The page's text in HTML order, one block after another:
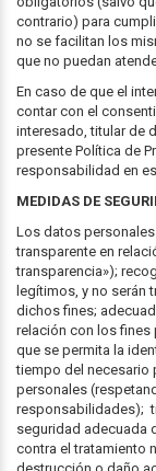
contrario) para
no se facilitan los
que no puedan
En caso de que el
contar con el
interesado, titular de
presente Política de
responsabilidad en
MEDIDAS DE
Los datos
transparente en
transparencia»);
legítimos, y no serán
dichos fines;
relación con los fines
que se permita la
tiempo del necesario
personales
responsabilidades);
seguridad adecuada
contra el tratamiento